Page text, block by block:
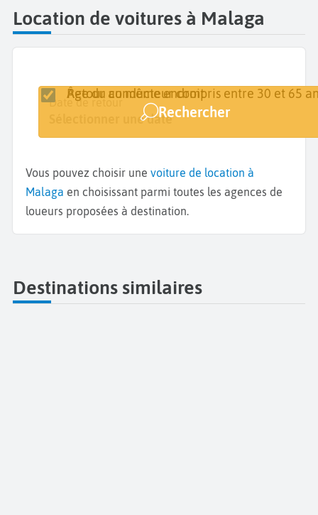
Location de voitures à Malaga
Lieu de retrait
Date de retrait
Sélectionner une date
Date de retour
Sélectionner une date
Retour au même endroit
Âge du conducteur compris entre 30 et 65
Rechercher
Vous pouvez choisir une voiture de location à
Malaga en choisissant parmi toutes les agences de
loueurs proposées à destination.
Destinations similaires